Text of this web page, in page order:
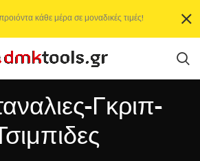
Γκριπ-
κάθε μέρα σε μοναδικές τιμές!